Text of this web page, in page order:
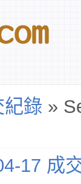
紀錄 »
17 成